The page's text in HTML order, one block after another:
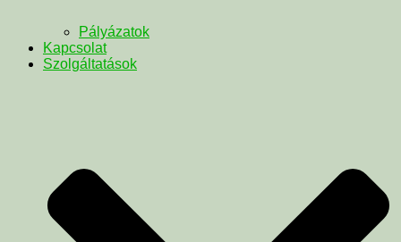
Pályázatok
Kapcsolat
Szolgáltatások